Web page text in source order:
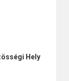
Hely